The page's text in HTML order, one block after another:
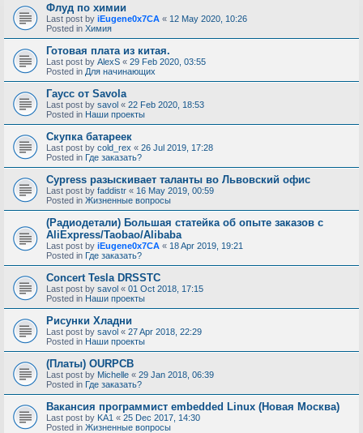
Флуд по химии
Last post by iEugene0x7CA « 12 May 2020, 10:26
Posted in Химия
Готовая плата из китая.
Last post by AlexS « 29 Feb 2020, 03:55
Posted in Для начинающих
Гаусс от Savola
Last post by savol « 22 Feb 2020, 18:53
Posted in Наши проекты
Скупка батареек
Last post by cold_rex « 26 Jul 2019, 17:28
Posted in Где заказать?
Cypress разыскивает таланты во Львовский офис
Last post by faddistr « 16 May 2019, 00:59
Posted in Жизненные вопросы
(Радиодетали) Большая статейка об опыте заказов с
AliExpress/Taobao/Alibaba
Last post by iEugene0x7CA « 18 Apr 2019, 19:21
Posted in Где заказать?
Concert Tesla DRSSTC
Last post by savol « 01 Oct 2018, 17:15
Posted in Наши проекты
Рисунки Хладни
Last post by savol « 27 Apr 2018, 22:29
Posted in Наши проекты
(Платы) OURPCB
Last post by Michelle « 29 Jan 2018, 06:39
Posted in Где заказать?
Вакансия программист embedded Linux (Новая Москва)
Last post by KA1 « 25 Dec 2017, 14:30
Posted in Жизненные вопросы